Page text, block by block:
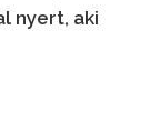
nyert, aki